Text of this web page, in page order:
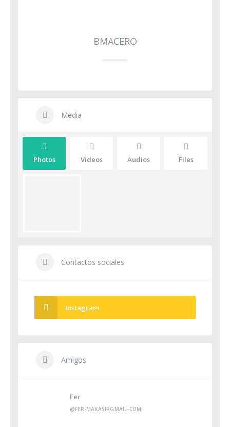
BMACERO
Media
Photos Videos Audios Files
Contactos sociales
Instagram
Amigos
Fer
@FER-MAKASIRGMAIL-COM